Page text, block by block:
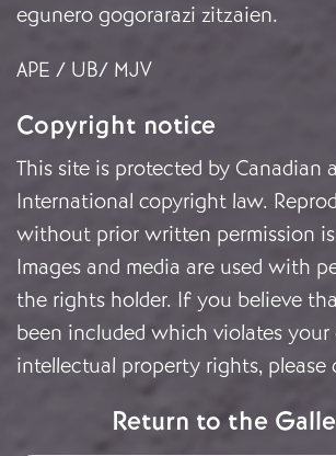
egunero gogorarazi zitzaien.
APE / UB/ MJV
Copyright notice
This site is protected by Canadian
International copyright law.
without prior written permission
Images and media are used with
the rights holder. If you believe
been included which violates
intellectual property rights, please
Return to the